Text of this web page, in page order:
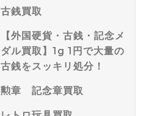
古銭買取
【外国硬貨・古銭・記念メ
ダル買取】1g 1円で大量の
古銭をスッキリ処分！
勲章 記念章買取